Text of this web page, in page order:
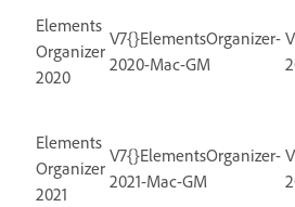
Elements
Organizer
2020
V7{}ElementsOrganizer-
2020-Mac-GM
Elements
Organizer
2021
V7{}ElementsOrganizer-
2021-Mac-GM